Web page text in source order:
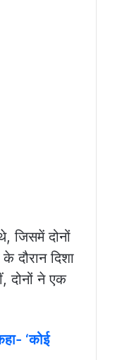
जिसमें दोनों
दौरान दिशा
दोनों ने एक
‘कोई